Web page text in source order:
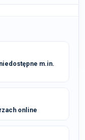
m.in.
online